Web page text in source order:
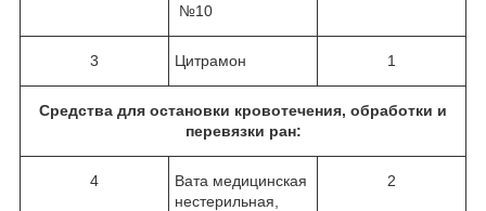
№10
3 Цитрамон 1
Средства для остановки кровотечения, обработки и
перевязки ран:
4
Вата медицинская
нестерильная,
2